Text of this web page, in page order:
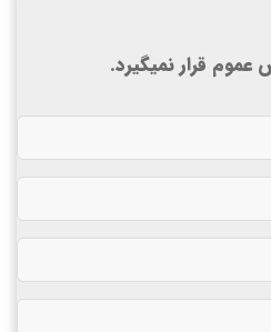
قرار نمیگیرد.